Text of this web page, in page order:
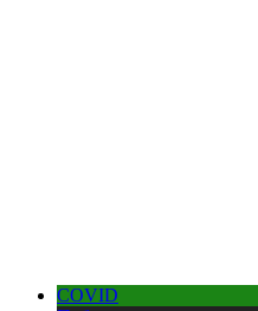
COVID